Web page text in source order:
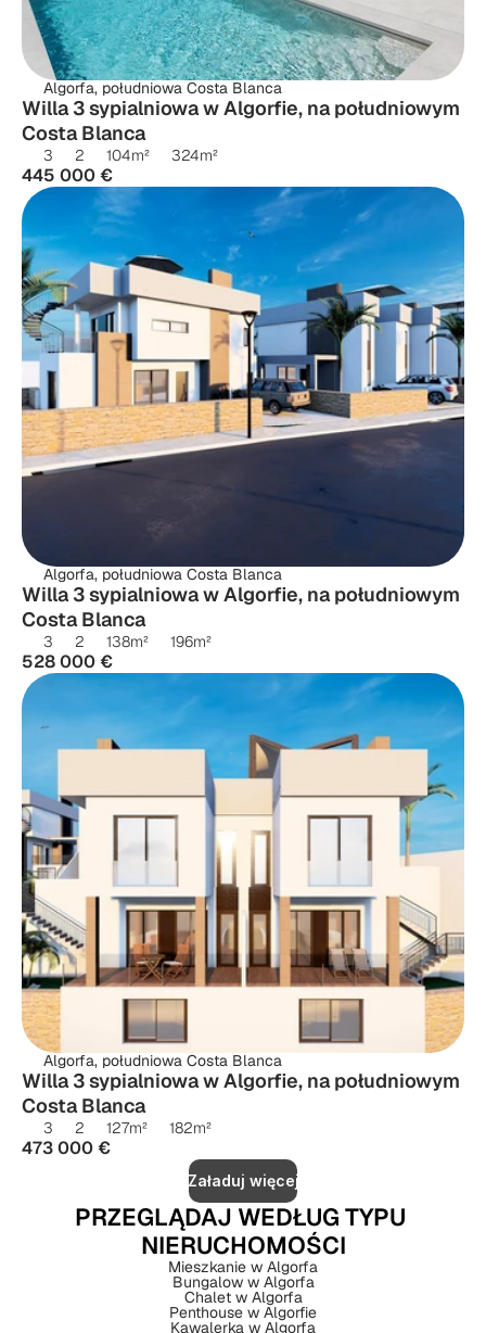
Algorfa, południowa Costa Blanca
Willa 3 sypialniowa w Algorfie, na południowym
Costa Blanca
3 2 104m² 324m²
445 000 €
Algorfa, południowa Costa Blanca
Willa 3 sypialniowa w Algorfie, na południowym
Costa Blanca
3 2 138m² 196m²
528 000 €
Algorfa, południowa Costa Blanca
Willa 3 sypialniowa w Algorfie, na południowym
Costa Blanca
3 2 127m² 182m²
473 000 €
Załaduj więcej
PRZEGLĄDAJ WEDŁUG TYPU
NIERUCHOMOŚCI
Mieszkanie w Algorfa
Bungalow w Algorfa
Chalet w Algorfa
Penthouse w Algorfie
Kawalerka w Algorfa